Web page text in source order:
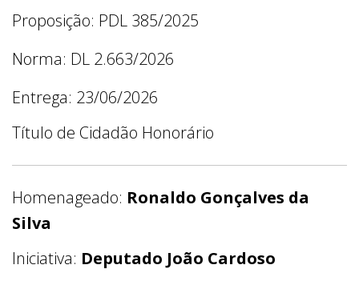
Proposição: PDL 385/2025
Norma: DL 2.663/2026
Entrega: 23/06/2026
Título de Cidadão Honorário
Homenageado: Ronaldo Gonçalves da
Silva
Iniciativa: Deputado João Cardoso